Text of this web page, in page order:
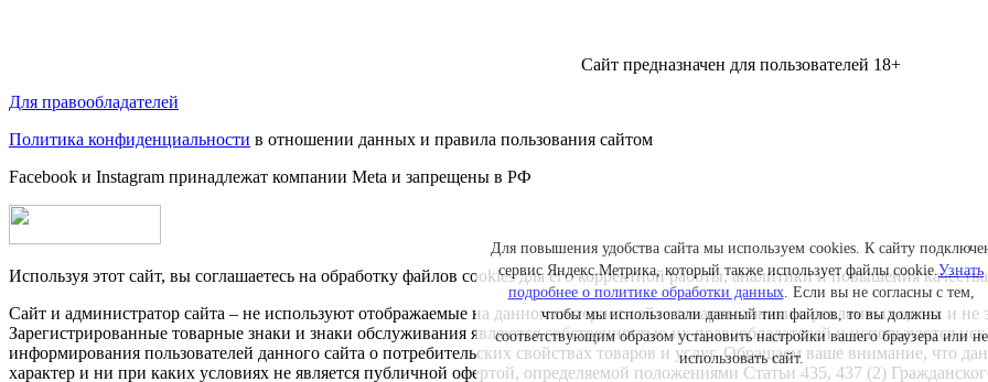
Сайт предназначен для пользователей 18+
Для правообладателей
Политика конфиденциальности в отношении данных и правила пользования сайтом
Facebook и Instagram принадлежат компании Metа и запрещены в РФ
Используя этот сайт, вы соглашаетесь на обработку файлов cookies для его корректной работы, аналитики и повышения
Сайт и администратор сайта – не используют отображаемые на данном интернет-сайте товарные знаки в рекламных целях и
Зарегистрированные товарные знаки и знаки обслуживания являются собственностью их правообладателей и используются
информирования пользователей данного сайта о потребительских свойствах товаров и услуг. Обращаем ваше внимание, что
характер и ни при каких условиях не является публичной офертой, определяемой положениями Статьи 435, 437 (2)
Для повышения удобства сайта мы используем cookies. К сайту
сервис Яндекс.Метрика, который также использует файлы cookie.Узнать
подробнее о политике обработки данных. Если вы не согласны с тем,
чтобы мы использовали данный тип файлов, то вы должны
соответствующим образом установить настройки вашего браузера или не
использовать сайт.